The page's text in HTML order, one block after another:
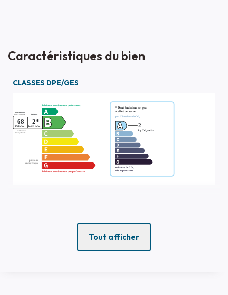
Caractéristiques du bien
CLASSES DPE/GES
Tout afficher